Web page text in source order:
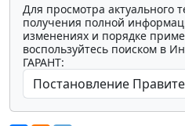
Для просмотра актуального
получения полной
изменениях и порядке
воспользуйтесь поиском в
ГАРАНТ: